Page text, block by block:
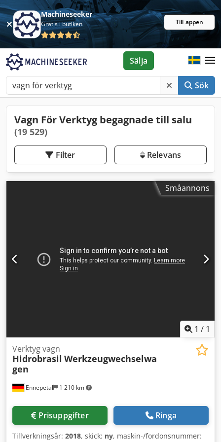
Machineseeker
Gratis i butiken Till appen
Sök
Sälja
Vagn För Verktyg begagnade till salu
(19 529)
Filter Relevans
Småannons
1 / 1
Ennepetal 1 210 km
Verktyg vagn
Hidrobrasil Werkzeugwechselwa
gen
Prisuppgifter Ringa
Tillverkningsår: 2018, skick: ny, maskin-/fordonsnummer: